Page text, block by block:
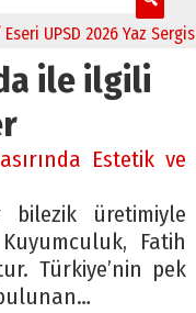
UPSD 2026 Yaz
ile ilgili
Estetik ve
bilezik üretimiyle
Fatih
Türkiye’nin pek